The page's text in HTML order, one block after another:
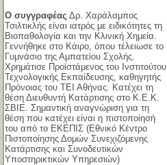
Ο συγγραφέας Δρ. Χαράλαμπος
Τσιλτικλής είναι ιατρός με ειδικότητες τη
Βιοπαθολογία και την Κλινική Χημεία.
Γεννήθηκε στο Κάιρο, όπου τέλειωσε το
Γυμνάσιο της Αμπατείου Σχολής.
Χρημάτισε Προϊστάμενος του Ινστιτούτου
Τεχνολογικής Εκπαίδευσης, καθηγητής
Πρόνοιας του ΤΕΙ Αθήνας. Κατέχει τη
θέση Διευθυντή Κατάρτισης στο Κ.Ε.Κ.
ΣΒΙΕ. Σημαντική αναγνώριση για τη
θέση που κατέχει είναι η πιστοποίησή
του από το ΕΚΕΠΙΣ (Εθνικό Κέντρο
Πιστοποίησης Δομών Συνεχιζόμενης
Κατάρτισης και Συνοδευτικών
Υποστηρικτικών Υπηρεσιών)